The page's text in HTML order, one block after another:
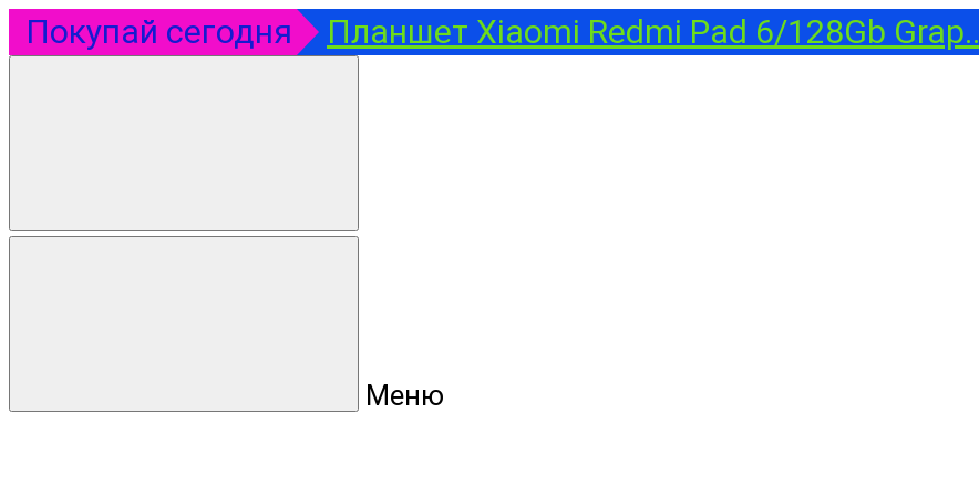
Покупай сегодня Планшет Xiaomi Redmi Pad 6/128Gb Grap..
Меню